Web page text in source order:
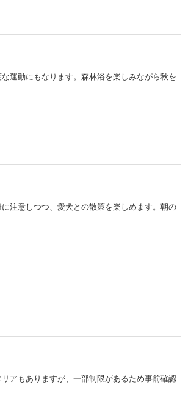
運動にもなります。森林浴を楽しみながら秋を
注意しつつ、愛犬との散策を楽しめます。朝の
アもありますが、一部制限があるため事前確認